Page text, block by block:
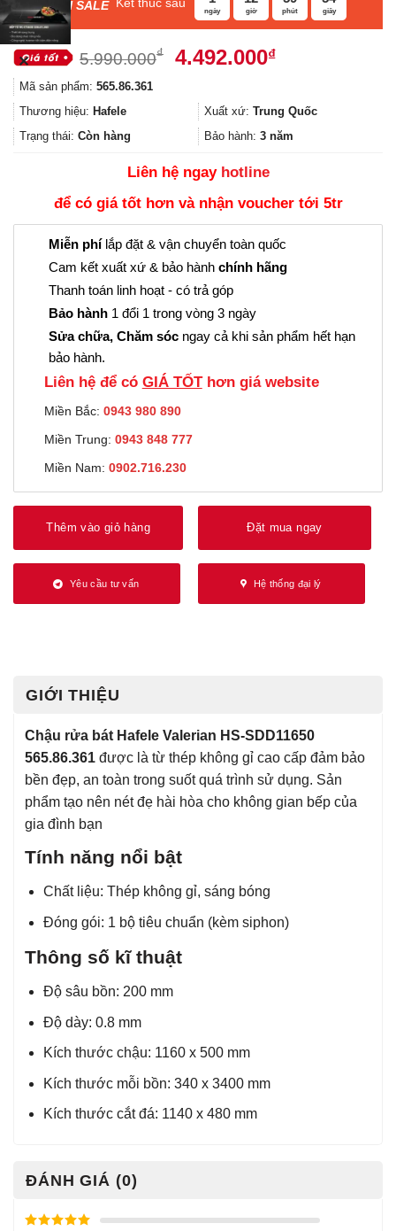
F ASH SALE Kết thúc sau
ngày giờ phút giây
5.990.000₫
Giá
5.990.000₫.
4.492.000₫Giá
là:
4.492.000₫.
Mã sản phẩm: 565.86.361
Thương hiệu: Hafele Xuất xứ: Trung Quốc
Trạng thái: Còn hàng Bảo hành: 3 năm
Liên hệ ngay hotline
để có giá tốt hơn và nhận voucher tới 5tr
Miễn phílắp đặt & vận chuyển toàn quốc
Cam kết xuất xứ & bảo hành chính hãng
Thanh toán linh hoạt - có trả góp
Bảo hành 1 đổi 1 trong vòng 3 ngày
Sửa chữa, Chăm sóc ngay cả khi sản phẩm hết hạn
bảo hành.
Liên hệ để có GIÁ TỐThơn giá website
Miền Bắc: 0943 980 890
Miền Trung: 0943 848 777
Miền Nam: 0902.716.230
Thêm vào giỏ hàng Đặt mua ngay
Yêu cầu tư vấn Hệ thống đại lý
GIỚI THIỆU
Chậu rửa bát Hafele Valerian HS-SDD11650
565.86.361 được là từ thép không gỉ cao cấp đảm bảo
bền đẹp, an toàn trong suốt quá trình sử dụng. Sản
phẩm tạo nên nét đẹ hài hòa cho không gian bếp của
gia đình bạn
Tính năng nổi bật
Chất liệu: Thép không gỉ, sáng bóng
Đóng gói: 1 bộ tiêu chuẩn (kèm siphon)
Thông số kĩ thuật
Độ sâu bồn: 200 mm
Độ dày: 0.8 mm
Kích thước chậu: 1160 x 500 mm
Kích thước mỗi bồn: 340 x 3400 mm
Kích thước cắt đá: 1140 x 480 mm
ĐÁNH GIÁ (0)
✕